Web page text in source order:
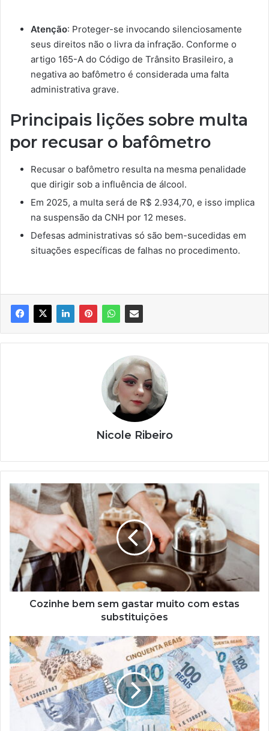
Atenção: Proteger-se invocando silenciosamente
seus direitos não o livra da infração. Conforme o
artigo 165-A do Código de Trânsito Brasileiro, a
negativa ao bafômetro é considerada uma falta
administrativa grave.
Principais lições sobre multa
por recusar o bafômetro
Recusar o bafômetro resulta na mesma penalidade
que dirigir sob a influência de álcool.
Em 2025, a multa será de R$ 2.934,70, e isso implica
na suspensão da CNH por 12 meses.
Defesas administrativas só são bem-sucedidas em
situações específicas de falhas no procedimento.
Nicole Ribeiro
Cozinhe
bem
gastar
muito
com
estas
substituições
Cozinhe bem sem gastar muito com estas
substituições
Clique
errado
pode
comprometer
sua
conta
bancária